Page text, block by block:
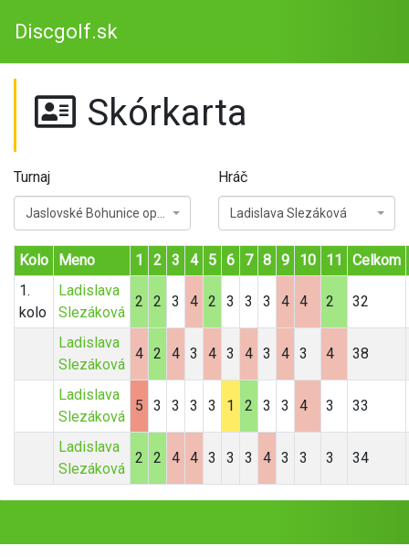
Discgolf.sk
Skórkarta
Turnaj Hráč
Ladislava Slezáková
Kolo Meno 1 2 3 4 5 6 7 8 9 10 11
Celkom
1.
kolo
Ladislava
Slezáková
2 2 3 4 2 3 3 3 4 4 2 32
Ladislava
Slezáková
4 2 4 3 4 3 4 3 4 3 4 38
Ladislava
Slezáková
5 3 3 3 3 1 2 3 3 4 3 33
Ladislava
Slezáková
2 2 4 4 3 3 3 4 3 3 3 34